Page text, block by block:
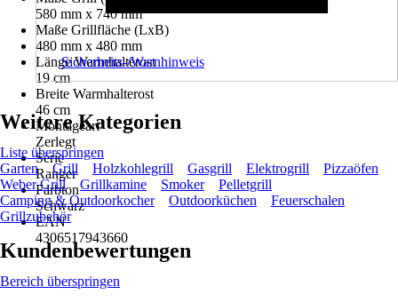
580 mm x 740 mm
Maße Grillfläche (LxB)
480 mm x 480 mm
Länge Warmhalterost
19 cm
Breite Warmhalterost
46 cm
Montageart
Zerlegt
Serie
Ranger
Farbton
Schwarz
EAN
4306517943660
Sicherheits-/Warnhinweis
Weitere Kategorien
Liste überspringen
Garten
Grill Holzkohlegrill Gasgrill Elektrogrill
Pizzaöfen
Weber Grill
Grillkamine Smoker
Pelletgrill
Camping & Outdoorkocher
Outdoorküchen
Feuerschalen
Grillzubehör
Kundenbewertungen
Bereich überspringen